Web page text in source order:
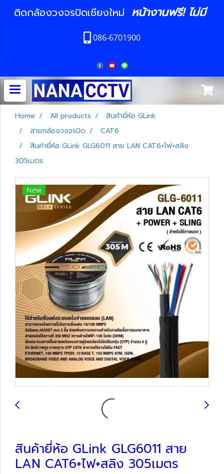
ติดกล้องวงจรปิดเชียงใหม่ หน้างานฟรี! ไม่มี
086-6701900
Home All products
สินค้ายี่ห้อ GLink
สายกล้องวงจรปิด
CAT6
สินค้ายี่ห้อ GLink GLG6011 สาย LAN CAT6+ไฟ+สลิง
305เมตร
New
สินค้ายี่ห้อ GLink GLG6011 สาย
LAN CAT6+ไฟ+สลิง 305เมตร